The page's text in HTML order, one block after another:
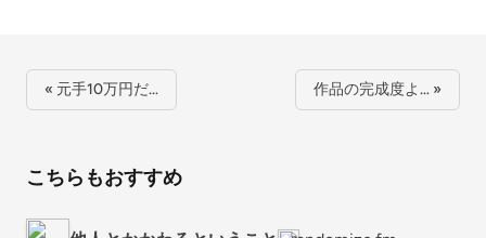
« 元手10万円だ… 作品の完成度よ… »
こちらもおすすめ